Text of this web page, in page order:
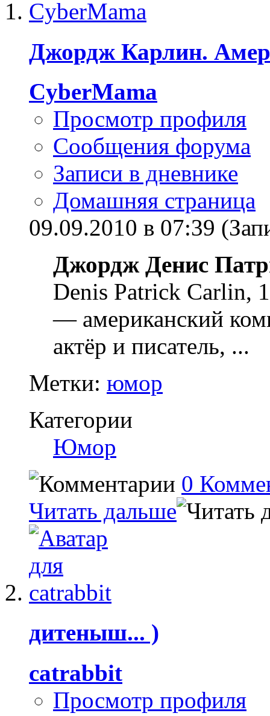
Джордж Карлин.
CyberMama
Просмотр профиля
Сообщения форума
Записи в дневнике
Домашняя страница
09.09.2010 в 07:39
Джордж Денис
Denis Patrick Carlin,
— американский
актёр и писатель, ...
Метки: юмор
Категории
Юмор
0
Читать дальше
дитеныш... )
catrabbit
Просмотр профиля